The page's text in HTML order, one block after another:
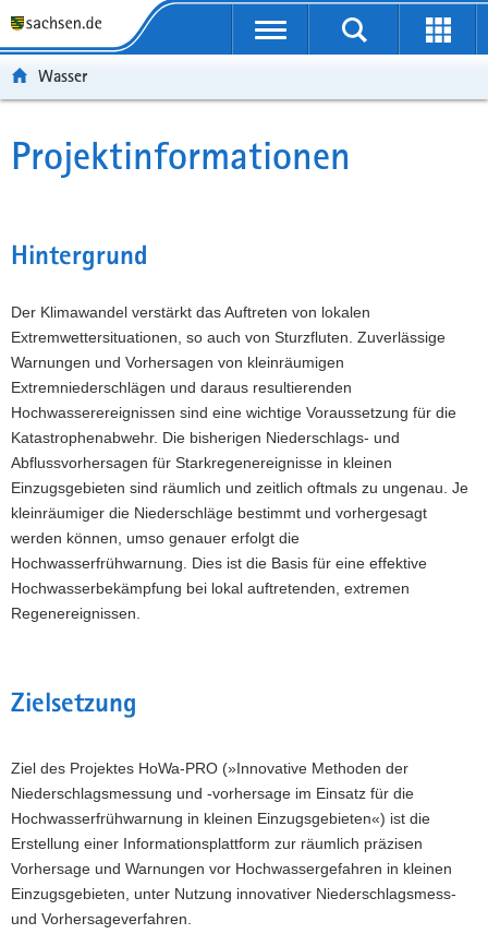
t
ü
g
e
i
f
e
n
d
e
N
a
v
i
g
a
o
n
t
n
g
t
i
o
n
p
n
t
t
-
e
c
h
Wasser
Hauptinhalt
Projektinformationen
Hintergrund
Der Klimawandel verstärkt das Auftreten von lokalen
Extremwettersituationen, so auch von Sturzfluten. Zuverlässige
Warnungen und Vorhersagen von kleinräumigen
Extremniederschlägen und daraus resultierenden
Hochwasserereignissen sind eine wichtige Voraussetzung für die
Katastrophenabwehr. Die bisherigen Niederschlags- und
Abflussvorhersagen für Starkregenereignisse in kleinen
Einzugsgebieten sind räumlich und zeitlich oftmals zu ungenau. Je
kleinräumiger die Niederschläge bestimmt und vorhergesagt
werden können, umso genauer erfolgt die
Hochwasserfrühwarnung. Dies ist die Basis für eine effektive
Hochwasserbekämpfung bei lokal auftretenden, extremen
Regenereignissen.
Zielsetzung
Ziel des Projektes HoWa-PRO (»Innovative Methoden der
Niederschlagsmessung und -vorhersage im Einsatz für die
Hochwasserfrühwarnung in kleinen Einzugsgebieten«) ist die
Erstellung einer Informationsplattform zur räumlich präzisen
Vorhersage und Warnungen vor Hochwassergefahren in kleinen
Einzugsgebieten, unter Nutzung innovativer Niederschlagsmess-
und Vorhersageverfahren.